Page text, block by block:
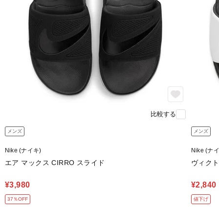
比較する
メンズ
Nike (ナイキ)
エア マックス CIRRO スライド
¥3,980
37％OFF
メンズ
Nike (ナ
ヴィク
¥2,840
値下げ